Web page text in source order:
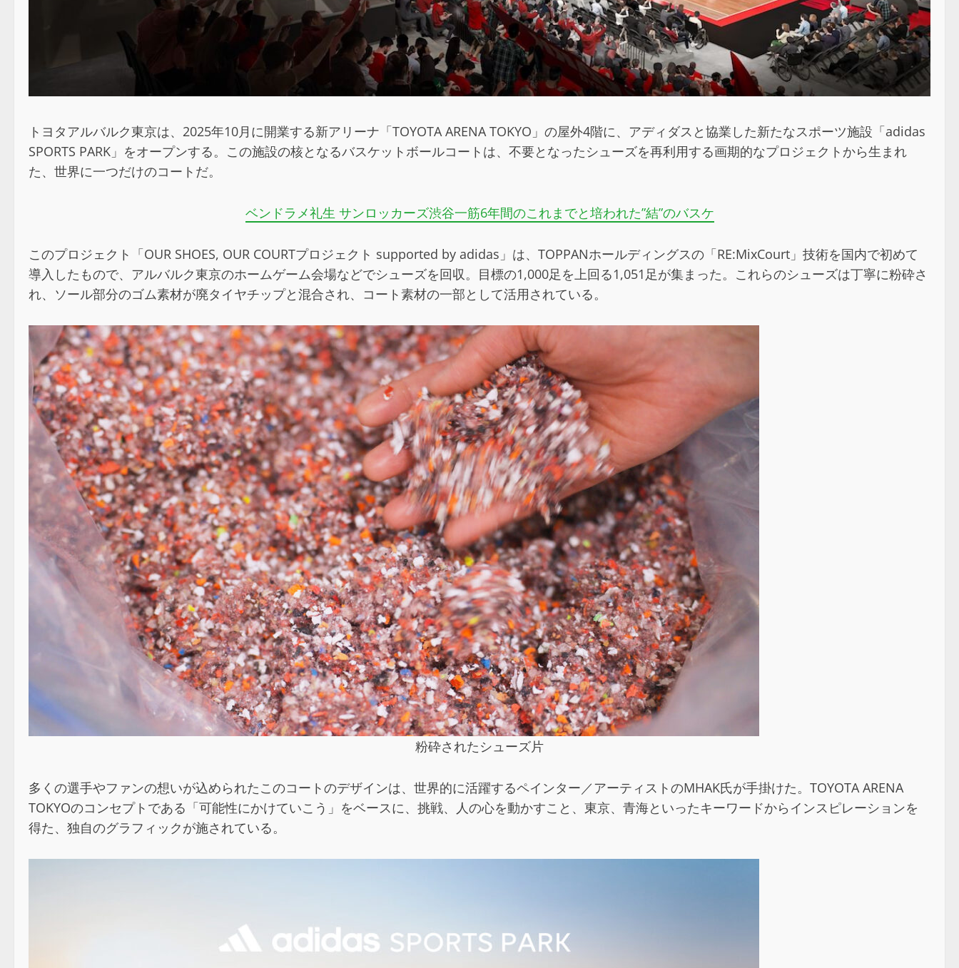
トヨタアルバルク東京は、2025年10月に開業する新アリーナ「TOYOTA ARENA TOKYO」の屋外4階に、アディダスと協業した新たなスポーツ施設「adidas
SPORTS PARK」をオープンする。この施設の核となるバスケットボールコートは、不要となったシューズを再利用する画期的なプロジェクトから生まれ
た、世界に一つだけのコートだ。
ベンドラメ礼生 サンロッカーズ渋谷一筋6年間のこれまでと培われた”結”のバスケ
このプロジェクト「OUR SHOES, OUR COURTプロジェクト supported by adidas」は、TOPPANホールディングスの「RE:MixCourt」技術を国内で初めて
導入したもので、アルバルク東京のホームゲーム会場などでシューズを回収。目標の1,000足を上回る1,051足が集まった。これらのシューズは丁寧に粉砕さ
れ、ソール部分のゴム素材が廃タイヤチップと混合され、コート素材の一部として活用されている。
粉砕されたシューズ片
多くの選手やファンの想いが込められたこのコートのデザインは、世界的に活躍するペインター／アーティストのMHAK氏が手掛けた。TOYOTA ARENA
TOKYOのコンセプトである「可能性にかけていこう」をベースに、挑戦、人の心を動かすこと、東京、青海といったキーワードからインスピレーションを
得た、独自のグラフィックが施されている。